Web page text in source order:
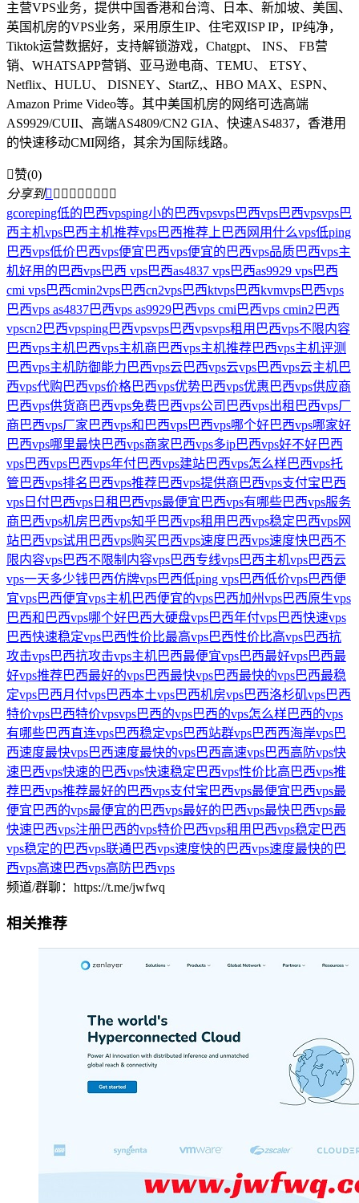
主营VPS业务，提供中国香港和台湾、日本、新加坡、美国、
英国机房的VPS业务，采用原生IP、住宅双ISP IP，IP纯净，
Tiktok运营数据好，支持解锁游戏，Chatgpt、 INS、 FB营
销、WHATSAPP营销、亚马逊电商、TEMU、 ETSY、
Netflix、HULU、 DISNEY、StartZ,、HBO MAX、ESPN、
Amazon Prime Video等。其中美国机房的网络可选高端
AS9929/CUII、高端AS4809/CN2 GIA、快速AS4837，香港用
的快速移动CMI网络，其余为国际线路。
赞(0)
分享到        
gcoreping低的巴西vpsping小的巴西vpsvps巴西vps巴西vpsvps巴
西主机vps巴西主机推荐vps巴西推荐 上巴西网用什么vps低ping
巴西vps低价巴西vps便宜巴西vps便宜的巴西vps品质巴西vps主
机好用的巴西vps巴西 vps巴西as4837 vps巴西as9929 vps巴西
cmi vps巴西cmin2vps巴西cn2vps巴西ktvps巴西kvmvps巴西vps
巴西vps as4837巴西vps as9929巴西vps cmi 巴西vps cmin2 巴西
vpscn2 巴西vpsping巴西vpsvps巴西vpsvps租用 巴西vps不限内容
巴西vps主机巴西vps主机商 巴西vps主机推荐巴西vps主机评测
巴西vps主机防御能力 巴西vps云巴西vps云vps巴西vps云主机巴
西vps代购 巴西vps价格巴西vps优势巴西vps优惠 巴西vps供应商
巴西vps供货商 巴西vps免费 巴西vps公司 巴西vps出租 巴西vps厂
商 巴西vps厂家 巴西vps和巴西vps巴西vps哪个好巴西vps哪家好
巴西vps哪里最快巴西vps商家 巴西vps多ip巴西vps好不好巴西
vps巴西vps巴西vps年付巴西vps建站巴西vps怎么样巴西vps托
管 巴西vps排名 巴西vps推荐巴西vps提供商 巴西vps支付宝 巴西
vps日付巴西vps日租 巴西vps最便宜 巴西vps有哪些巴西vps服务
商 巴西vps机房 巴西vps知乎巴西vps租用 巴西vps稳定 巴西vps网
站巴西vps试用 巴西vps购买 巴西vps速度巴西vps速度快巴西不
限内容vps巴西不限制内容vps巴西专线vps巴西主机vps巴西云
vps一天多少钱 巴西仿牌vps巴西低ping vps巴西低价vps巴西便
宜vps巴西便宜vps主机巴西便宜的vps巴西加州vps巴西原生vps
巴西和巴西vps哪个好巴西大硬盘vps巴西年付vps巴西快速vps
巴西快速稳定vps巴西性价比最高vps巴西性价比高vps巴西抗
攻击vps巴西抗攻击vps主机巴西最便宜vps巴西最好vps巴西最
好vps推荐巴西最好的vps巴西最快vps巴西最快的vps巴西最稳
定vps巴西月付vps巴西本土vps巴西机房vps巴西洛杉矶vps巴西
特价vps巴西特价vpsvps巴西的vps巴西的vps怎么样巴西的vps
有哪些巴西直连vps巴西稳定vps巴西站群vps巴西西海岸vps巴
西速度最快vps巴西速度最快的vps巴西高速vps巴西高防vps快
速巴西vps快速的巴西vps快速稳定巴西vps性价比高巴西vps推
荐巴西vps推荐最好的巴西vps支付宝巴西vps最便宜巴西vps最
便宜巴西的vps最便宜的巴西vps最好的巴西vps最快巴西vps最
快速巴西vps注册巴西的vps特价巴西vps租用巴西vps稳定巴西
vps稳定的巴西vps联通巴西vps速度快的巴西vps速度最快的巴
西vps高速巴西vps高防巴西vps
频道/群聊：https://t.me/jwfwq
相关推荐